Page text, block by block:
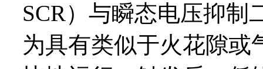
SCR）与瞬态电压抑制
为具有类似于火花隙或